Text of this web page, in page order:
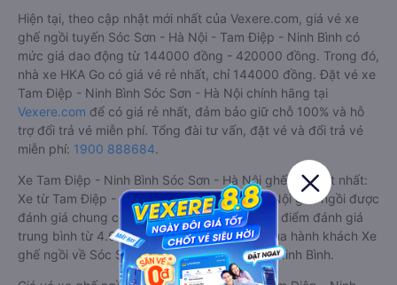
Hiện tại, theo cập nhật mới nhất của Vexere.com, giá vé xe
ghế ngồi tuyến Sóc Sơn - Hà Nội - Tam Điệp - Ninh Bình có
mức giá dao động từ 144000 đồng - 420000 đồng. Trong đó,
nhà xe HKA Go có giá vé rẻ nhất, chỉ 144000 đồng. Đặt vé xe
Tam Điệp - Ninh Bình Sóc Sơn - Hà Nội chính hãng tại
Vexere.com để có giá rẻ nhất, đảm bảo giữ chỗ 100% và hỗ
trợ đổi trả vé miễn phí. Tổng đài tư vấn, đặt vé và đổi trả vé
miễn phí: 1900 888684.
Xe Tam Điệp - Ninh Bình Sóc Sơn - Hà Nội ghế ngồi tốt nhất:
Xe từ Tam Điệp - Ninh Bình đi Sóc Sơn - Hà Nội ghế ngồi được
đánh giá chung có chất lượng Trung bình với điểm đánh giá
trung bình từ 4.6/5 dựa trên 834 phản hồi của hành khách Xe
ghế ngồi về Sóc Sơn - Hà Nội từ Tam Điệp - Ninh Bình.